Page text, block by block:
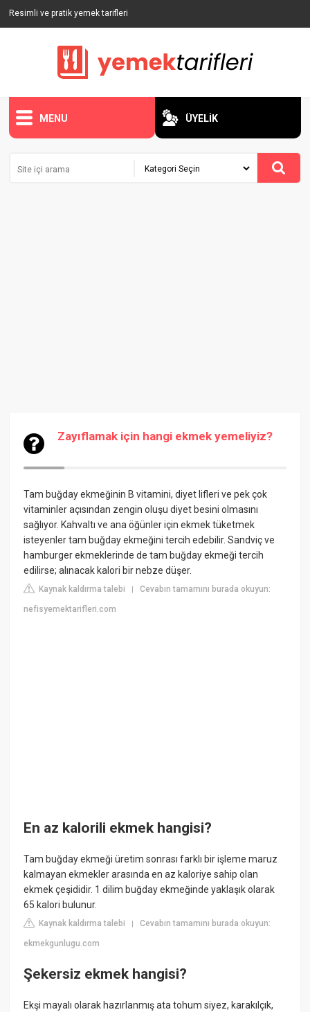
Resimli ve pratik yemek tarifleri
MENU ÜYELİK
Zayıflamak için hangi ekmek yemeliyiz?
Tam buğday ekmeğinin B vitamini, diyet lifleri ve pek çok
vitaminler açısından zengin oluşu diyet besini olmasını
sağlıyor. Kahvaltı ve ana öğünler için ekmek tüketmek
isteyenler tam buğday ekmeğini tercih edebilir. Sandviç ve
hamburger ekmeklerinde de tam buğday ekmeği tercih
edilirse; alınacak kalori bir nebze düşer.
Kaynak kaldırma talebi |Cevabın tamamını burada okuyun:
nefisyemektarifleri.com
En az kalorili ekmek hangisi?
Tam buğday ekmeği üretim sonrası farklı bir işleme maruz
kalmayan ekmekler arasında en az kaloriye sahip olan
ekmek çeşididir. 1 dilim buğday ekmeğinde yaklaşık olarak
65 kalori bulunur.
Kaynak kaldırma talebi |Cevabın tamamını burada okuyun:
ekmekgunlugu.com
Şekersiz ekmek hangisi?
Ekşi mayalı olarak hazırlanmış ata tohum siyez, karakılçık,